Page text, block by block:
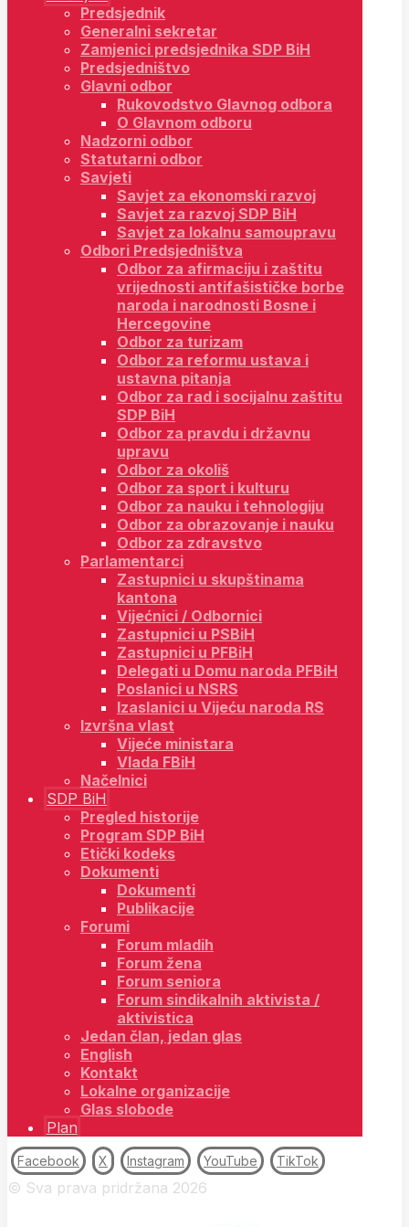
Predsjednik
Generalni sekretar
Zamjenici predsjednika SDP BiH
Predsjedništvo
Glavni odbor
Rukovodstvo Glavnog odbora
O Glavnom odboru
Nadzorni odbor
Statutarni odbor
Savjeti
Savjet za ekonomski razvoj
Savjet za razvoj SDP BiH
Savjet za lokalnu samoupravu
Odbori Predsjedništva
Odbor za afirmaciju i zaštitu
vrijednosti antifašističke borbe
naroda i narodnosti Bosne i
Hercegovine
Odbor za turizam
Odbor za reformu ustava i
ustavna pitanja
Odbor za rad i socijalnu zaštitu
SDP BiH
Odbor za pravdu i državnu
upravu
Odbor za okoliš
Odbor za sport i kulturu
Odbor za nauku i tehnologiju
Odbor za obrazovanje i nauku
Odbor za zdravstvo
Parlamentarci
Zastupnici u skupštinama
kantona
Vijećnici / Odbornici
Zastupnici u PSBiH
Zastupnici u PFBiH
Delegati u Domu naroda PFBiH
Poslanici u NSRS
Izaslanici u Vijeću naroda RS
Izvršna vlast
Vijeće ministara
Vlada FBiH
Načelnici
SDP BiH
Pregled historije
Program SDP BiH
Etički kodeks
Dokumenti
Dokumenti
Publikacije
Forumi
Forum mladih
Forum žena
Forum seniora
Forum sindikalnih aktivista /
aktivistica
Jedan član, jedan glas
English
Kontakt
Lokalne organizacije
Glas slobode
Plan
Facebook X Instagram YouTube TikTok
© Sva prava pridržana 2026